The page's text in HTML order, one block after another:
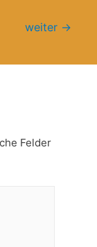
weiter →
Felder